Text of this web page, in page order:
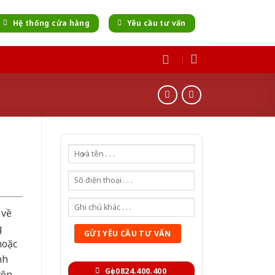
Hệ thống cửa hàng Yêu cầu tư vấn
Gọi 0824.400.400